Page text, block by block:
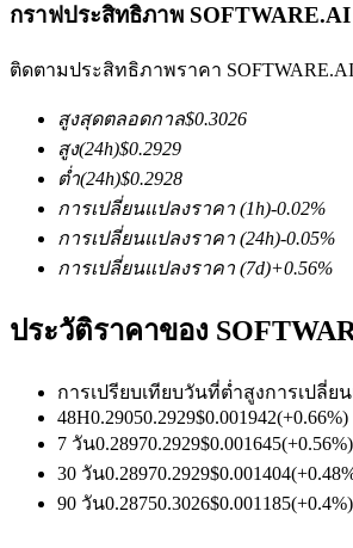
ฟิวเจอร์สสกุลเงินดิจิทัล
อนุพันธ์ของหุ้น ฟอเร็กซ์ โลหะมีค่า
ฟิวเจอร์ส USDC
ฟิวเจอร์สที่ใช้ USDC เป็นหลักประกัน
กราฟประสิทธิภาพ SOFTWARE.AI
ติดตามประสิทธิภาพราคา
สูงสุดตลอดกาล$0.3026
สูง(24h)$0.2929
ต่ำ(24h)$0.2928
การเปลี่ยนแปลงราคา (1h)-0.02%
การเปลี่ยนแปลงราคา (24h)-0.05%
การเปลี่ยนแปลงราคา (7d)+0.56%
ประวัติราคาของ
การเปรียบเทียบวันที่ต่ำสูงการเปลี่ย
48H0.29050.2929$0.001942(+0.66%)
7 วัน0.28970.2929$0.001645(+0.56%)
30 วัน0.28970.2929$0.001404(+0.48
90 วัน0.28750.3026$0.001185(+0.4%)